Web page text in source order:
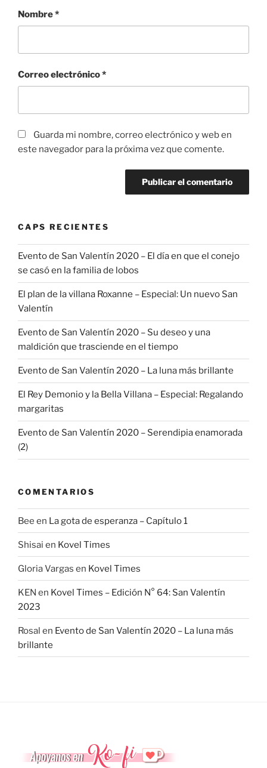
Nombre*
Correo electrónico*
Guarda mi nombre, correo electrónico y web en
este navegador para la próxima vez que comente.
CAPS RECIENTES
Evento de San Valentín 2020 – El día en que el conejo
se casó en la familia de lobos
El plan de la villana Roxanne – Especial: Un nuevo San
Valentín
Evento de San Valentín 2020 – Su deseo y una
maldición que trasciende en el tiempo
Evento de San Valentín 2020 – La luna más brillante
El Rey Demonio y la Bella Villana – Especial: Regalando
margaritas
Evento de San Valentín 2020 – Serendipia enamorada
(2)
COMENTARIOS
Bee en La gota de esperanza – Capítulo 1
Shisai en Kovel Times
Gloria Vargas en Kovel Times
KEN en Kovel Times – Edición N° 64: San Valentín
2023
Rosal en Evento de San Valentín 2020 – La luna más
brillante